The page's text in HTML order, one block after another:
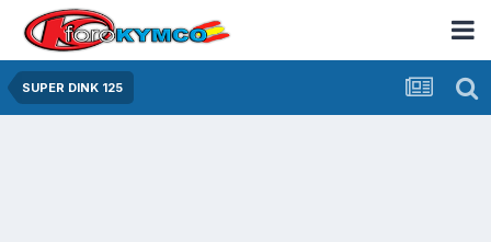
SUPER DINK 125